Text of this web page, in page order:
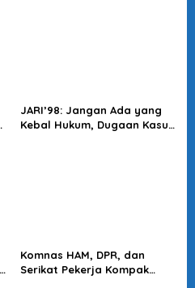
JARI’98: Jangan Ada yang
Kebal Hukum, Dugaan Kasus
Komnas HAM, DPR, dan
Serikat Pekerja Kompak